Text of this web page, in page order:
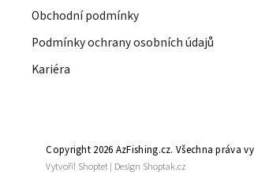
Obchodní podmínky
Podmínky ochrany osobních údajů
Kariéra
Copyright 2026 AzFishing.cz. Všechna práva
Vytvořil Shoptet| Design Shoptak.cz